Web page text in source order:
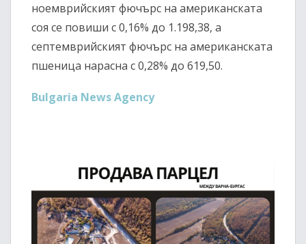
ноемврийският фючърс на американската
соя се повиши с 0,16% до 1.198,38, а
септемврийският фючърс на американската
пшеница нарасна с 0,28% до 619,50.
Bulgaria News Agency